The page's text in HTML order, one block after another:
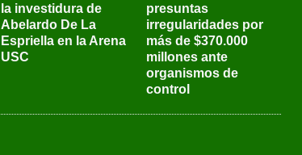
la investidura de
Abelardo De La
Espriella en la Arena
USC
presuntas
irregularidades por
más de $370.000
millones ante
organismos de
control